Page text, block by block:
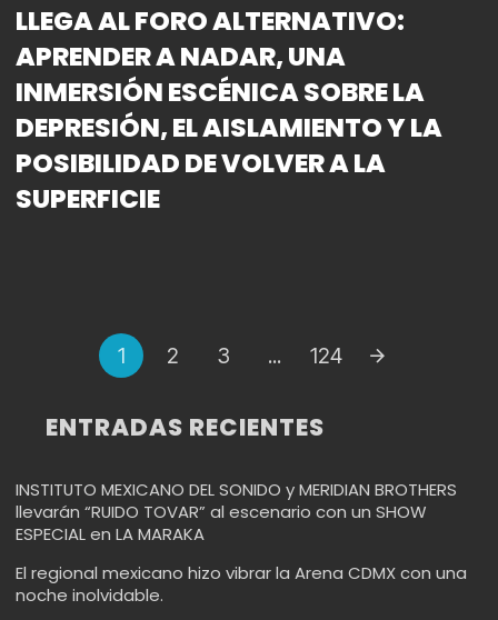
LLEGA AL FORO ALTERNATIVO:
APRENDER A NADAR, UNA
INMERSIÓN ESCÉNICA SOBRE LA
DEPRESIÓN, EL AISLAMIENTO Y LA
POSIBILIDAD DE VOLVER A LA
SUPERFICIE
1 2 3 ... 124
ENTRADAS RECIENTES
INSTITUTO MEXICANO DEL SONIDO y MERIDIAN BROTHERS
llevarán “RUIDO TOVAR” al escenario con un SHOW
ESPECIAL en LA MARAKA
El regional mexicano hizo vibrar la Arena CDMX con una
noche inolvidable.